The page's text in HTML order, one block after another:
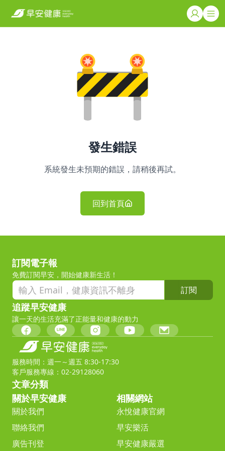
發生錯誤
系統發生未預期的錯誤，請稍後再試。
回到首頁
訂閱電子報
免費訂閱早安，開始健康新生活！
訂閱
追蹤早安健康
讓一天的生活充滿了正能量和健康的動力
服務時間：週一～週五 8:30-17:30
客戶服務專線：02-29128060
文章分類
關於早安健康
關於我們
聯絡我們
廣告刊登
相關網站
永悅健康官網
早安樂活
早安健康嚴選